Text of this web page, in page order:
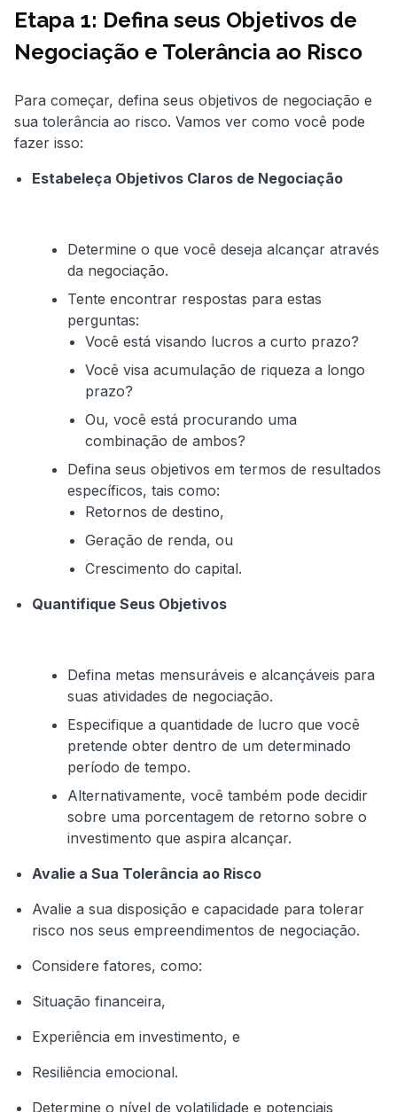
Etapa 1: Defina seus Objetivos de
Negociação e Tolerância ao Risco
Para começar, defina seus objetivos de negociação e
sua tolerância ao risco. Vamos ver como você pode
fazer isso:
Estabeleça Objetivos Claros de Negociação
Determine o que você deseja alcançar através
da negociação.
Tente encontrar respostas para estas
perguntas:
Você está visando lucros a curto prazo?
Você visa acumulação de riqueza a longo
prazo?
Ou, você está procurando uma
combinação de ambos?
Defina seus objetivos em termos de resultados
específicos, tais como:
Retornos de destino,
Geração de renda, ou
Crescimento do capital.
Quantifique Seus Objetivos
Defina metas mensuráveis e alcançáveis para
suas atividades de negociação.
Especifique a quantidade de lucro que você
pretende obter dentro de um determinado
período de tempo.
Alternativamente, você também pode decidir
sobre uma porcentagem de retorno sobre o
investimento que aspira alcançar.
Avalie a Sua Tolerância ao Risco
Avalie a sua disposição e capacidade para tolerar
risco nos seus empreendimentos de negociação.
Considere fatores, como:
Situação financeira,
Experiência em investimento, e
Resiliência emocional.
Determine o nível de volatilidade e potenciais